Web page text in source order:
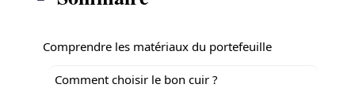
Comprendre les matériaux du portefeuille
Comment choisir le bon cuir ?